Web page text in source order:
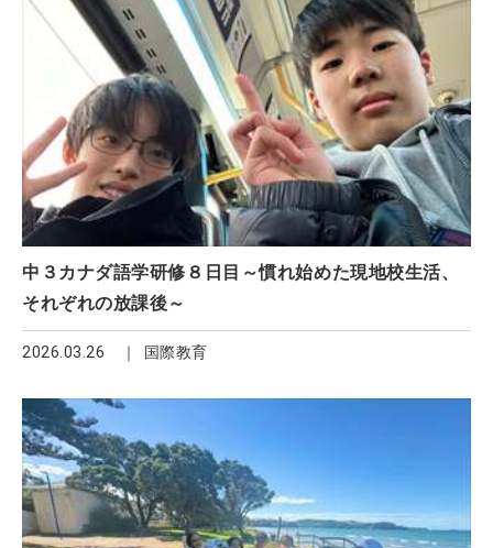
中３カナダ語学研修８日目～慣れ始めた現地校生活、
それぞれの放課後～
2026.03.26 国際教育